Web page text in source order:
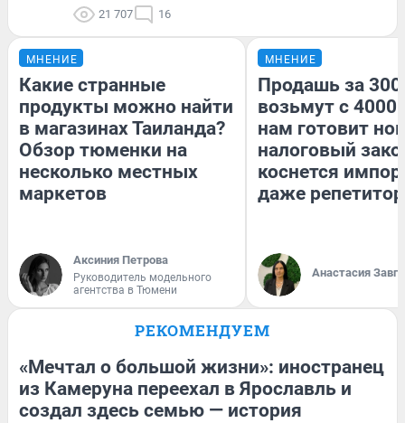
21 707 16
МНЕНИЕ
Какие странные
продукты можно найти
в магазинах Таиланда?
Обзор тюменки на
несколько местных
маркетов
Аксиния Петрова
Руководитель модельного
агентства в Тюмени
МНЕНИЕ
Продашь за
возьмут с
нам готовит
налоговый
коснется
даже
Анастасия
РЕКОМЕНДУЕМ
«Мечтал о большой жизни»: иностранец
из Камеруна переехал в Ярославль и
создал здесь семью — история